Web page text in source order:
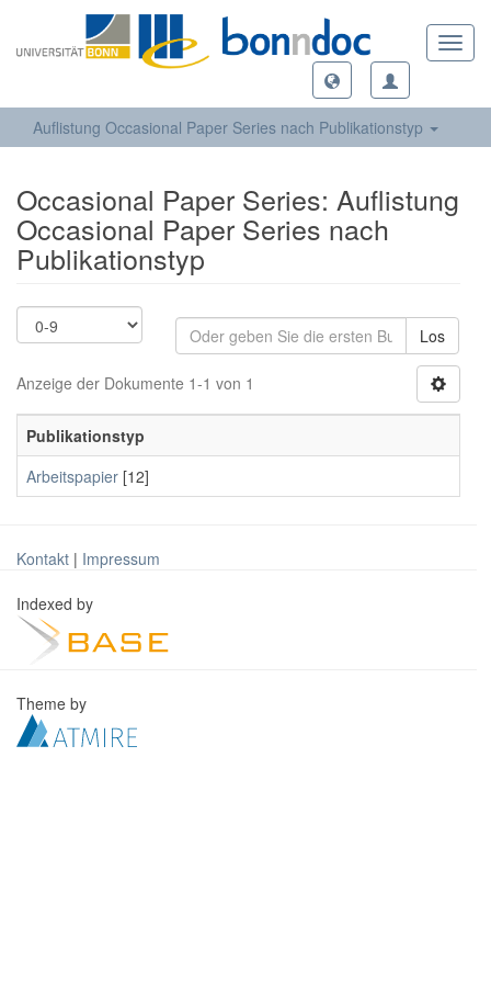
Auflistung Occasional Paper Series nach Publikationstyp
Occasional Paper Series: Auflistung
Occasional Paper Series nach
Publikationstyp
Los
Anzeige der Dokumente 1-1 von 1
Publikationstyp
Arbeitspapier [12]
Kontakt | Impressum
Indexed by
Theme by